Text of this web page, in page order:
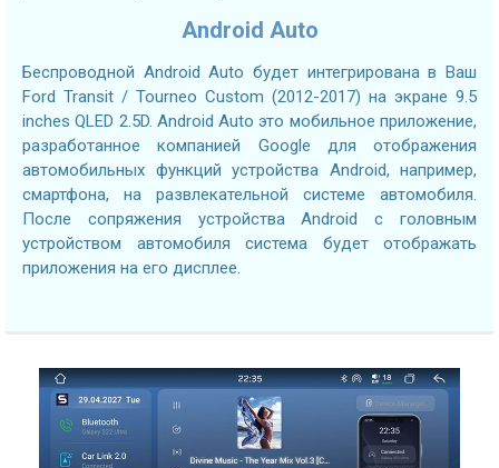
Android Auto
Беспроводной Android Auto будет интегрирована в Ваш
Ford Transit / Tourneo Custom (2012-2017) на экране 9.5
inches QLED 2.5D. Android Auto это мобильное приложение,
разработанное компанией Google для отображения
автомобильных функций устройства Android, например,
смартфона, на развлекательной системе автомобиля.
После сопряжения устройства Android с головным
устройством автомобиля система будет отображать
приложения на его дисплее.
2.7GHZ CPU